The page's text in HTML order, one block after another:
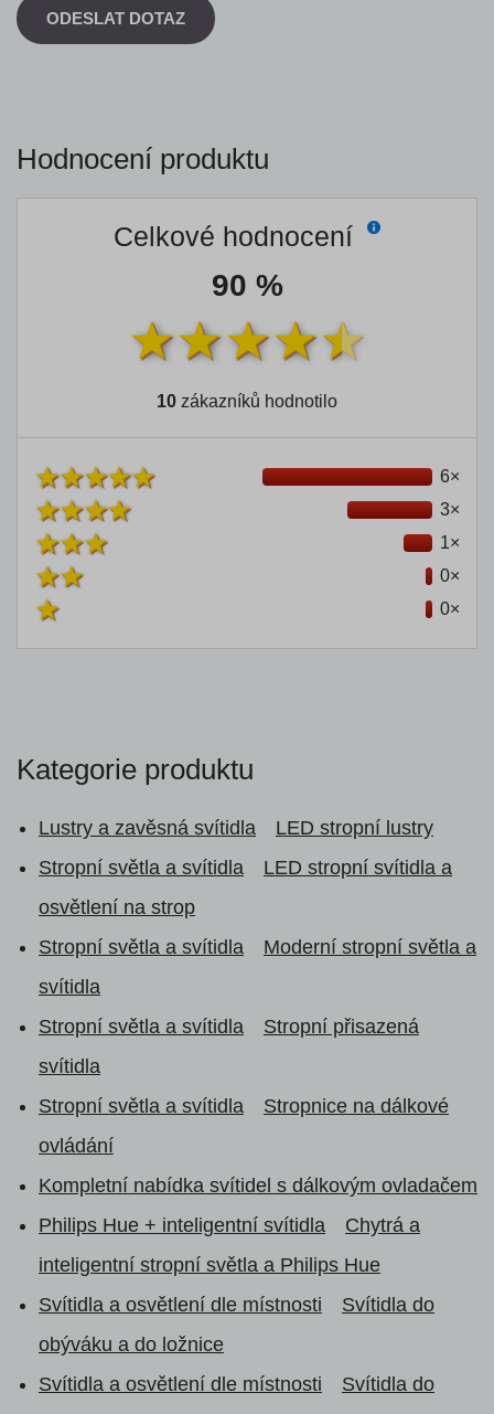
ODESLAT DOTAZ
Hodnocení produktu
Celkové hodnocení
90 %
10 zákazníků hodnotilo
6×
3×
1×
0×
0×
Kategorie produktu
Lustry a zavěsná svítidla
LED stropní lustry
Stropní světla a svítidla
LED stropní svítidla a
osvětlení na strop
Stropní světla a svítidla
Moderní stropní světla a
svítidla
Stropní světla a svítidla
Stropní přisazená
svítidla
Stropní světla a svítidla
Stropnice na dálkové
ovládání
Kompletní nabídka svítidel s dálkovým ovladačem
Philips Hue + inteligentní svítidla
Chytrá a
inteligentní stropní světla a Philips Hue
Svítidla a osvětlení dle místnosti
Svítidla do
obýváku a do ložnice
Svítidla a osvětlení dle místnosti
Svítidla do